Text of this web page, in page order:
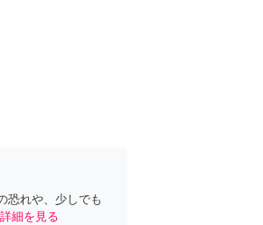
恐れや、少しでも
詳細を見る